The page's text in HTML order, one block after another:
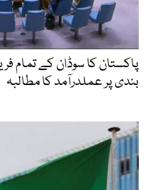
پاکستان کا سوڈان کے تمام
بندی پر عملدرآمد کا مطالبہ